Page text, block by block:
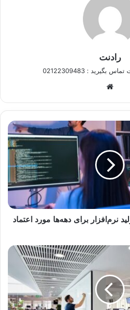
رادنت
: 02122309483
نرم‌افزار برای دهه‌ها مورد اعتماد